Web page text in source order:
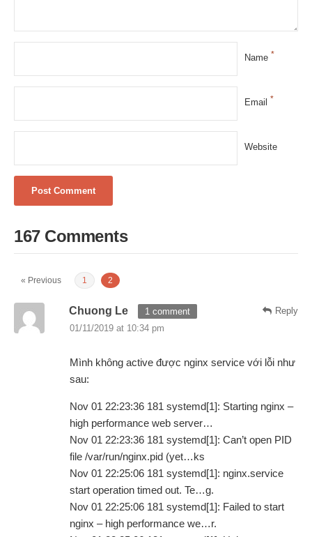
Name *
Email *
Website
167 Comments
« Previous 1 2
Reply
Chuong Le
1 comment
01/11/2019 at 10:34 pm
Mình không active được nginx service với lỗi như
sau:
Nov 01 22:23:36 181 systemd[1]: Starting nginx –
high performance web server…
Nov 01 22:23:36 181 systemd[1]: Can’t open PID
file /var/run/nginx.pid (yet…ks
Nov 01 22:25:06 181 systemd[1]: nginx.service
start operation timed out. Te…g.
Nov 01 22:25:06 181 systemd[1]: Failed to start
nginx – high performance we…r.